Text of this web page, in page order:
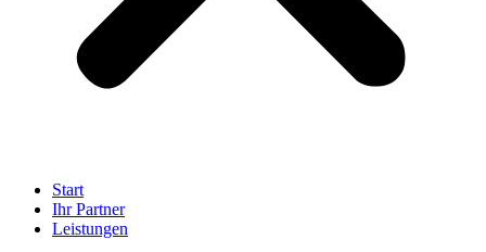
Start
Ihr Partner
Leistungen